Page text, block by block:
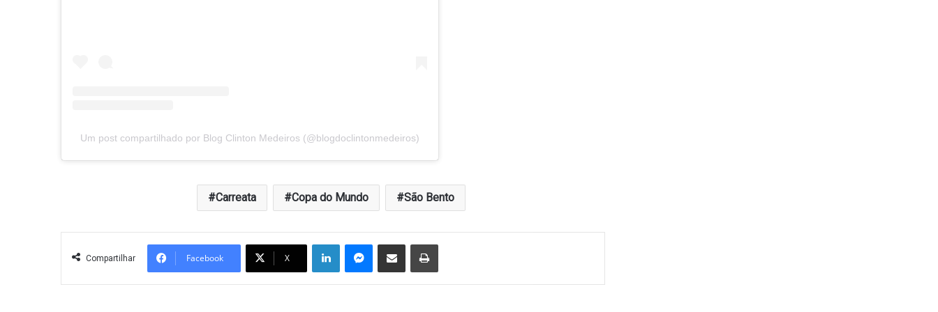
Um post compartilhado por Blog Clinton Medeiros (@blogdoclintonmedeiros)
Carreata Copa do Mundo São Bento
Compartilhar Facebook X
LinkedinMessenger
Compartilhar via e-mail Imprimir